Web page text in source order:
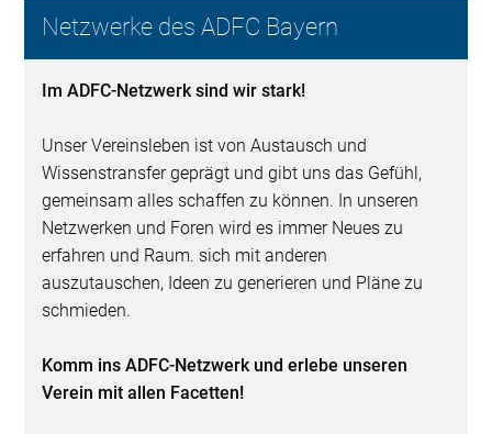
Netzwerke des ADFC Bayern
Im ADFC-Netzwerk sind wir stark!
Unser Vereinsleben ist von Austausch und
Wissenstransfer geprägt und gibt uns das Gefühl,
gemeinsam alles schaffen zu können. In unseren
Netzwerken und Foren wird es immer Neues zu
erfahren und Raum. sich mit anderen
auszutauschen, Ideen zu generieren und Pläne zu
schmieden.
Komm ins ADFC-Netzwerk und erlebe unseren
Verein mit allen Facetten!